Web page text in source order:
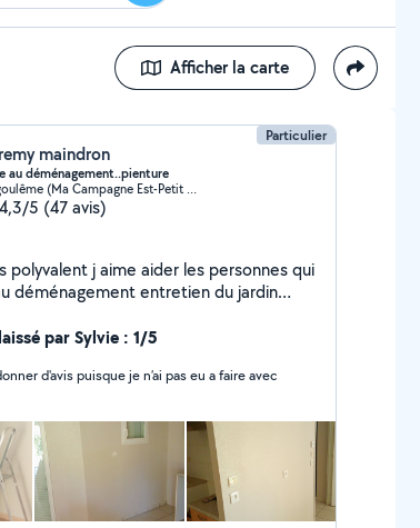
Afficher la carte
Particulier
maindron
au déménagement..pienture
Angoulême (Ma Campagne Est-Petit Fresquet)
4,3/5 (47 avis)
polyvalent j aime aider les personnes qui
par Sylvie : 1/5
d'avis puisque je n’ai pas eu a faire avec